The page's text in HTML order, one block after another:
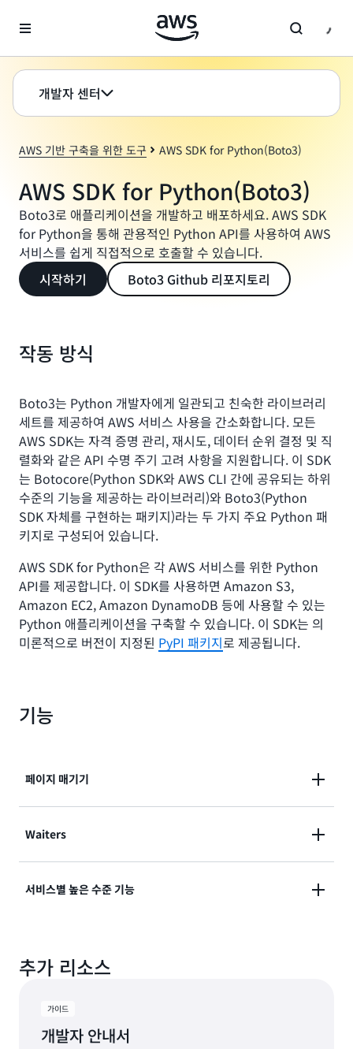
개발자 센터
AWS 기반 구축을 위한 도구 AWS SDK for Python(Boto3)
AWS SDK for Python(Boto3)
Boto3로 애플리케이션을 개발하고 배포하세요. AWS SDK
for Python을 통해 관용적인 Python API를 사용하여 AWS
서비스를 쉽게 직접적으로 호출할 수 있습니다.
시작하기
Boto3 Github 리포지토리
작동 방식
Boto3는 Python 개발자에게 일관되고 친숙한 라이브러리
세트를 제공하여 AWS 서비스 사용을 간소화합니다. 모든
AWS SDK는 자격 증명 관리, 재시도, 데이터 순위 결정 및 직
렬화와 같은 API 수명 주기 고려 사항을 지원합니다. 이 SDK
는 Botocore(Python SDK와 AWS CLI 간에 공유되는 하위
수준의 기능을 제공하는 라이브러리)와 Boto3(Python
SDK 자체를 구현하는 패키지)라는 두 가지 주요 Python 패
키지로 구성되어 있습니다.
AWS SDK for Python은 각 AWS 서비스를 위한 Python
API를 제공합니다. 이 SDK를 사용하면 Amazon S3,
Amazon EC2, Amazon DynamoDB 등에 사용할 수 있는
Python 애플리케이션을 구축할 수 있습니다. 이 SDK는 의
미론적으로 버전이 지정된 PyPI 패키지로 제공됩니다.
기능
페이지 매기기
응답 객체가 단일 응답에는 너무 큰 경우 많은 AWS 작업
록페이지 매기기 메서드
Waiters
Boto3는 AWS 리소스의 사전 정의된 상태 변경 시 자동
리거나, 새로운 Amazon DynamoDB 테이블을 생성하
Boto3는
서비스별 높은 수준 기능
Amazon DynamoDB용
에 특화된 많은 기능이 포함되어 있습니다.
추가 리소스
가이드
개발자 안내서